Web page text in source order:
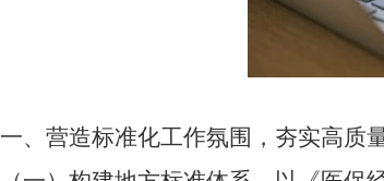
一、营造标准化工作氛围，夯实高质